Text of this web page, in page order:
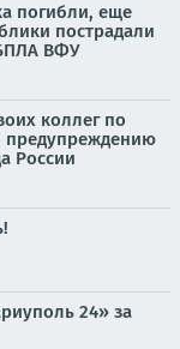
погибли, еще
пострадали
ВФУ
коллег по
предупреждению
России
24» за